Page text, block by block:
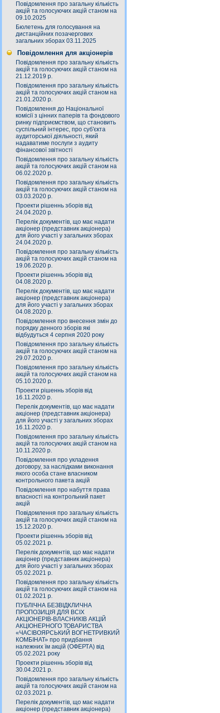
Повідомлення про загальну кількість
акцій та голосуючих акцій станом на
09.10.2025
Бюлетень для голосування на
дистанційних позачергових
загальних зборах 03.11.2025
Повідомлення для акціонерів
Повідомлення про загальну кількість
акцій та голосуючих акцій станом на
21.12.2019 р.
Повідомлення про загальну кількість
акцій та голосуючих акцій станом на
21.01.2020 р.
Повідомлення до Національної
комісії з цінних паперів та фондового
ринку підприємством, що становить
суспільний інтерес, про суб'єкта
аудиторської діяльності, який
надаватиме послуги з аудиту
фінансової звітності
Повідомлення про загальну кількість
акцій та голосуючих акцій станом на
06.02.2020 р.
Повідомлення про загальну кількість
акцій та голосуючих акцій станом на
03.03.2020 р.
Проекти рішеннь зборів від
24.04.2020 р.
Перелік документів, що має надати
акціонер (представник акціонера)
для його участі у загальних зборах
24.04.2020 р.
Повідомлення про загальну кількість
акцій та голосуючих акцій станом на
19.06.2020 р.
Проекти рішеннь зборів від
04.08.2020 р.
Перелік документів, що має надати
акціонер (представник акціонера)
для його участі у загальних зборах
04.08.2020 р.
Повідомлення про внесення змін до
порядку денного зборів які
відбудуться 4 серпня 2020 року
Повідомлення про загальну кількість
акцій та голосуючих акцій станом на
29.07.2020 р.
Повідомлення про загальну кількість
акцій та голосуючих акцій станом на
05.10.2020 р.
Проекти рішеннь зборів від
16.11.2020 р.
Перелік документів, що має надати
акціонер (представник акціонера)
для його участі у загальних зборах
16.11.2020 р.
Повідомлення про загальну кількість
акцій та голосуючих акцій станом на
10.11.2020 р.
Повідомлення про укладення
договору, за наслідками виконання
якого особа стане власником
контрольного пакета акцій
Повідомлення про набуття права
власності на контрольний пакет
акцій
Повідомлення про загальну кількість
акцій та голосуючих акцій станом на
15.12.2020 р.
Проекти рішеннь зборів від
05.02.2021 р.
Перелік документів, що має надати
акціонер (представник акціонера)
для його участі у загальних зборах
05.02.2021 р.
Повідомлення про загальну кількість
акцій та голосуючих акцій станом на
01.02.2021 р.
ПУБЛІЧНА БЕЗВІДКЛИЧНА
ПРОПОЗИЦІЯ ДЛЯ ВСІХ
АКЦІОНЕРІВ-ВЛАСНИКІВ АКЦІЙ
АКЦІОНЕРНОГО ТОВАРИСТВА
«ЧАСIВОЯРСЬКИЙ ВОГНЕТРИВКИЙ
КОМБIНАТ» про придбання
належних їм акцій (ОФЕРТА) від
05.02.2021 року
Проекти рішеннь зборів від
30.04.2021 р.
Повідомлення про загальну кількість
акцій та голосуючих акцій станом на
02.03.2021 р.
Перелік документів, що має надати
акціонер (представник акціонера)